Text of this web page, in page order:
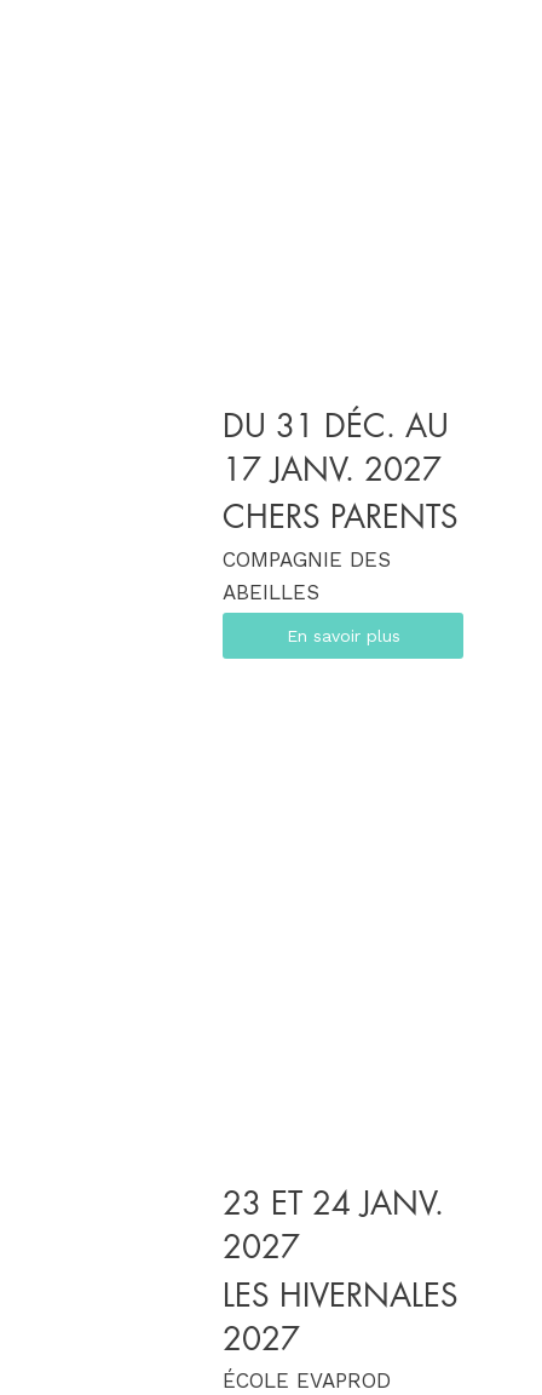
DU 31 DÉC. AU
17 JANV. 2027
CHERS PARENTS
COMPAGNIE DES
ABEILLES
En savoir plus
23 ET 24 JANV.
2027
LES HIVERNALES
2027
ÉCOLE EVAPROD